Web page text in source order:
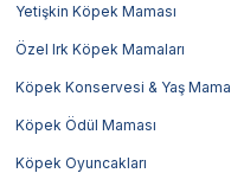
Yetişkin Köpek Maması
Özel Irk Köpek Mamaları
Köpek Konservesi & Yaş Mama
Köpek Ödül Maması
Köpek Oyuncakları